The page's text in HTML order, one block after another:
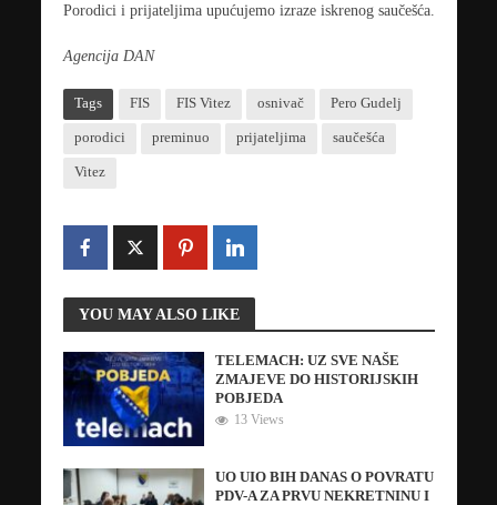
Porodici i prijateljima upućujemo izraze iskrenog saučešća.
Agencija DAN
Tags FIS FIS Vitez osnivač Pero Gudelj
porodici preminuo prijateljima saučešća
Vitez
YOU MAY ALSO LIKE
TELEMACH: UZ SVE NAŠE
ZMAJEVE DO HISTORIJSKIH
POBJEDA
13 Views
UO UIO BIH DANAS O POVRATU
PDV-A ZA PRVU NEKRETNINU I